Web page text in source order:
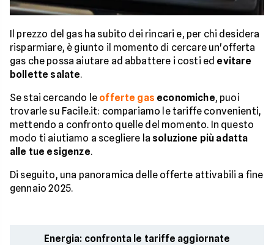
Il prezzo del gas ha subito dei rincari e, per chi desidera
risparmiare, è giunto il momento di cercare un'offerta
gas che possa aiutare ad abbattere i costi ed evitare
bollette salate.
Se stai cercando le offerte gas economiche, puoi
trovarle su Facile.it: compariamo le tariffe convenienti,
mettendo a confronto quelle del momento. In questo
modo ti aiutiamo a scegliere la soluzione più adatta
alle tue esigenze.
Di seguito, una panoramica delle offerte attivabili a fine
gennaio 2025.
Energia: confronta le tariffe aggiornate